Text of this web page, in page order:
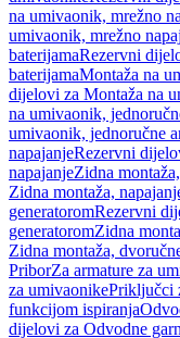
na umivaonik, mrežno
umivaonik, mrežno
baterijamaRezervni
baterijamaMontaža na
dijelovi za Montaža na
na umivaonik,
umivaonik, jednoručne
napajanjeRezervni
napajanjeZidna
Zidna montaža,
generatoromRezervni
generatoromZidna
Zidna montaža,
PriborZa armature za
za umivaonikePriključci
funkcijom ispiranja
dijelovi za Odvodne